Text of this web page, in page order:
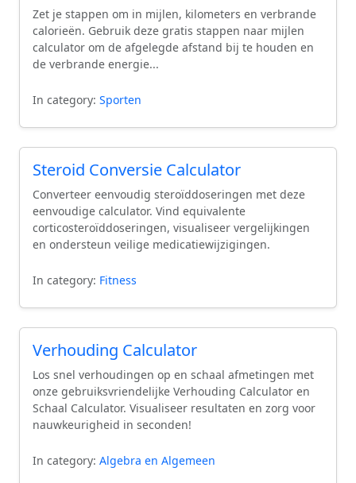
Zet je stappen om in mijlen, kilometers en verbrande
calorieën. Gebruik deze gratis stappen naar mijlen
calculator om de afgelegde afstand bij te houden en
de verbrande energie...
In category: Sporten
Steroid Conversie Calculator
Converteer eenvoudig steroïddoseringen met deze
eenvoudige calculator. Vind equivalente
corticosteroïddoseringen, visualiseer vergelijkingen
en ondersteun veilige medicatiewijzigingen.
In category: Fitness
Verhouding Calculator
Los snel verhoudingen op en schaal afmetingen met
onze gebruiksvriendelijke Verhouding Calculator en
Schaal Calculator. Visualiseer resultaten en zorg voor
nauwkeurigheid in seconden!
In category: Algebra en Algemeen